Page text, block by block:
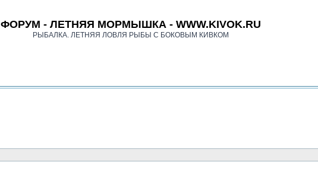
ФОРУМ - ЛЕТНЯЯ МОРМЫШКА - WWW.KIVOK.RU
РЫБАЛКА. ЛЕТНЯЯ ЛОВЛЯ РЫБЫ С БОКОВЫМ КИВКОМ